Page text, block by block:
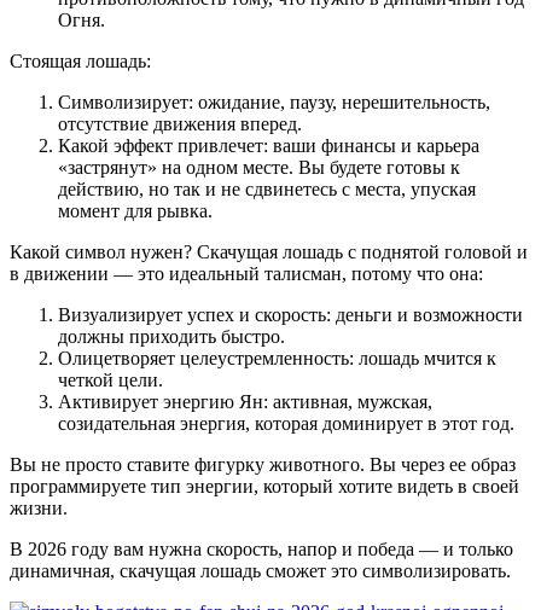
Огня.
Стоящая лошадь:
Символизирует: ожидание, паузу, нерешительность,
отсутствие движения вперед.
Какой эффект привлечет: ваши финансы и карьера
«застрянут» на одном месте. Вы будете готовы к
действию, но так и не сдвинетесь с места, упуская
момент для рывка.
Какой символ нужен? Скачущая лошадь с поднятой головой и
в движении — это идеальный талисман, потому что она:
Визуализирует успех и скорость: деньги и возможности
должны приходить быстро.
Олицетворяет целеустремленность: лошадь мчится к
четкой цели.
Активирует энергию Ян: активная, мужская,
созидательная энергия, которая доминирует в этот год.
Вы не просто ставите фигурку животного. Вы через ее образ
программируете тип энергии, который хотите видеть в своей
жизни.
В 2026 году вам нужна скорость, напор и победа — и только
динамичная, скачущая лошадь сможет это символизировать.